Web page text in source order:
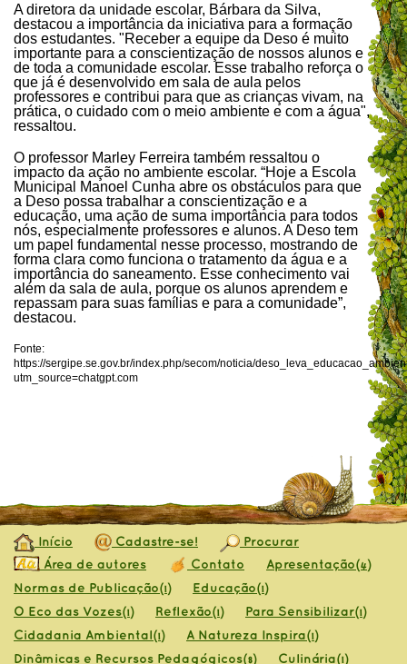
A diretora da unidade escolar, Bárbara da Silva,
destacou a importância da iniciativa para a formação
dos estudantes. "Receber a equipe da Deso é muito
importante para a conscientização de nossos alunos e
de toda a comunidade escolar. Esse trabalho reforça o
que já é desenvolvido em sala de aula pelos
professores e contribui para que as crianças vivam, na
prática, o cuidado com o meio ambiente e com a água",
ressaltou.
O professor Marley Ferreira também ressaltou o
impacto da ação no ambiente escolar. “Hoje a Escola
Municipal Manoel Cunha abre os obstáculos para que
a Deso possa trabalhar a conscientização e a
educação, uma ação de suma importância para todos
nós, especialmente professores e alunos. A Deso tem
um papel fundamental nesse processo, mostrando de
forma clara como funciona o tratamento da água e a
importância do saneamento. Esse conhecimento vai
além da sala de aula, porque os alunos aprendem e
repassam para suas famílias e para a comunidade”,
destacou.
Fonte:
https://sergipe.se.gov.br/index.php/secom/noticia/
utm_source=chatgpt.com
Início Cadastre-se!
Procurar
Área de autores
Contato Apresentação(4)
Normas de Publicação(1) Educação(1)
O Eco das Vozes(1) Reflexão(1) Para Sensibilizar(1)
Cidadania Ambiental(1) A Natureza Inspira(1)
Dinâmicas e Recursos Pedagógicos Culinária